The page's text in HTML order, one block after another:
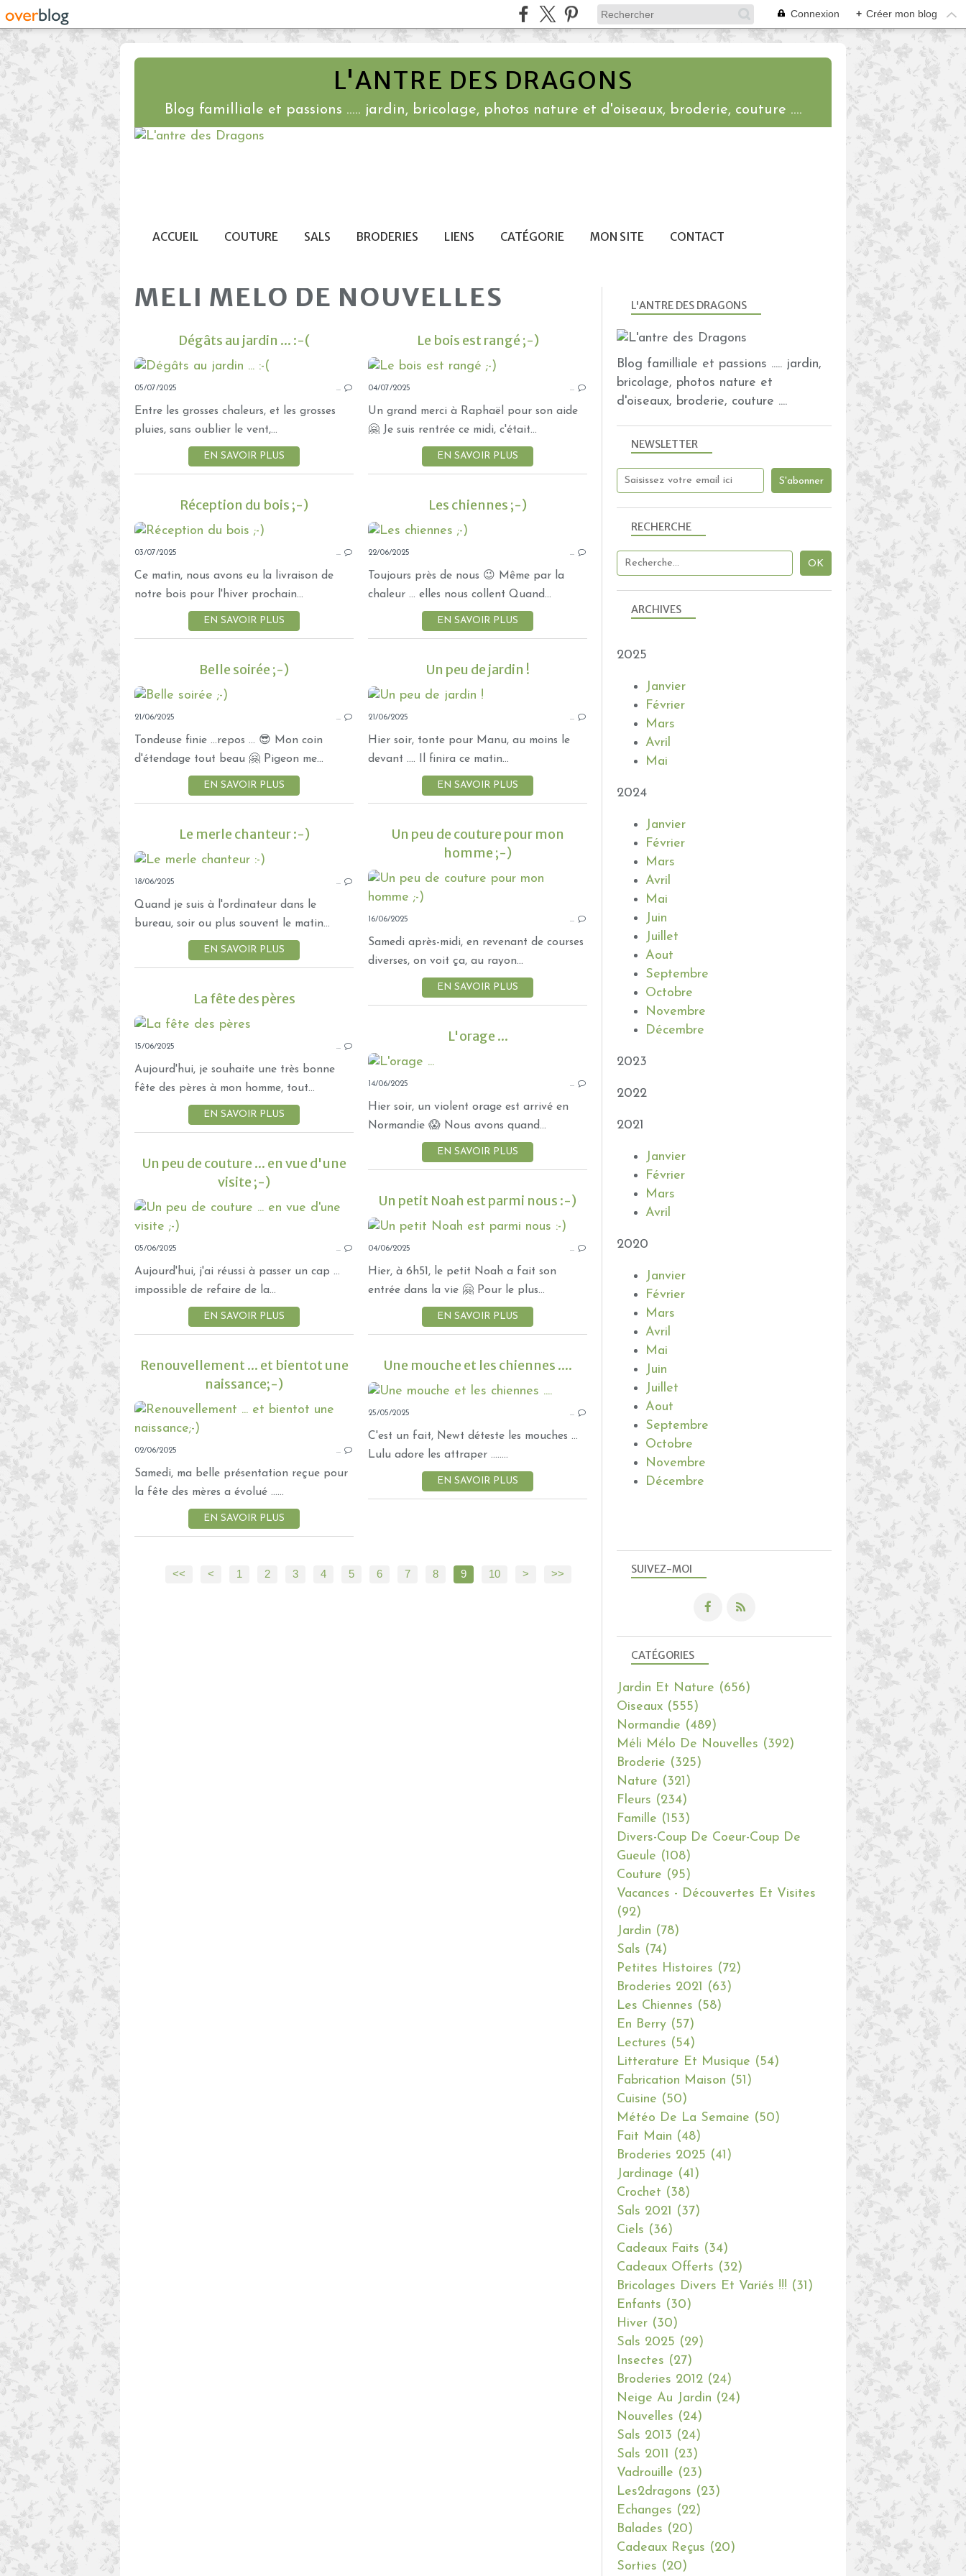
Connexion + Créer mon blog
L'ANTRE DES DRAGONS
Blog familliale et passions ..... jardin, bricolage, photos nature et d'oiseaux, broderie, couture ....
ACCUEIL COUTURE SALS BRODERIES LIENS CATÉGORIE MON SITE CONTACT
MELI MELO DE NOUVELLES
Dégâts au jardin ... :-(
DÉGATS AU JARDIN
MÉLI MÉLO DE NOUVELLES
05/07/2025 …
Entre les grosses chaleurs, et les grosses
pluies, sans oublier le vent,...
EN SAVOIR PLUS
Le bois est rangé ;-)
BOIS
MÉLI MÉLO DE NOUVELLES
NORMANDIE
04/07/2025 …
Un grand merci à Raphaël pour son aide
🤗 Je suis rentrée ce midi, c'était...
EN SAVOIR PLUS
Réception du bois ;-)
MÉLI MÉLO DE NOUVELLES
NORMANDIE
03/07/2025 …
Ce matin, nous avons eu la livraison de
notre bois pour l'hiver prochain...
EN SAVOIR PLUS
Les chiennes ;-)
PETITES HISTOIRES
MÉLI MÉLO DE NOUVELLES
NORMANDIE
22/06/2025 …
Toujours près de nous 😉 Même par la
chaleur ... elles nous collent Quand...
EN SAVOIR PLUS
Belle soirée ;-)
NORMANDIE
MÉLI MÉLO DE NOUVELLES
21/06/2025 …
Tondeuse finie ...repos ... 😎 Mon coin
d'étendage tout beau 🤗 Pigeon me...
EN SAVOIR PLUS
Un peu de jardin !
MÉLI MÉLO DE NOUVELLES
21/06/2025 …
Hier soir, tonte pour Manu, au moins le
devant .... Il finira ce matin...
EN SAVOIR PLUS
Le merle chanteur :-)
JARDIN ET NATURE
18/06/2025 …
Quand je suis à l'ordinateur dans le
bureau, soir ou plus souvent le matin...
EN SAVOIR PLUS
Un peu de couture pour mon
homme ;-)
MÉLI MÉLO DE NOUVELLES
16/06/2025 …
Samedi après-midi, en revenant de courses
diverses, on voit ça, au rayon...
EN SAVOIR PLUS
La fête des pères
MÉLI MÉLO DE NOUVELLES
15/06/2025 …
Aujourd'hui, je souhaite une très bonne
fête des pères à mon homme, tout...
EN SAVOIR PLUS
L'orage ...
14/06/2025 …
Hier soir, un violent orage est arrivé en
Normandie 😱 Nous avons quand...
EN SAVOIR PLUS
Un peu de couture ... en vue d'une
visite ;-)
BRODERIE
NAISSANCE
MÉLI MÉLO DE NOUVELLES
NOAH
05/06/2025 …
Aujourd'hui, j'ai réussi à passer un cap ...
impossible de refaire de la...
EN SAVOIR PLUS
Un petit Noah est parmi nous :-)
04/06/2025 …
Hier, à 6h51, le petit Noah a fait son
entrée dans la vie 🤗 Pour le plus...
EN SAVOIR PLUS
Renouvellement ... et bientot une
naissance;-)
NATURE
MÉLI MÉLO DE NOUVELLES
02/06/2025 …
Samedi, ma belle présentation reçue pour
la fête des mères a évolué ......
EN SAVOIR PLUS
Une mouche et les chiennes ....
PETITES HISTOIRES
25/05/2025 …
C'est un fait, Newt déteste les mouches ...
Lulu adore les attraper ........
EN SAVOIR PLUS
<< < 1 2 3 4 5 6 7 8 9 10 20
> >>
NEWSLETTER
SUIVEZ-MOI
RECHERCHE
L'ANTRE DES DRAGONS
Blog familliale et passions ..... jardin,
bricolage, photos nature et
d'oiseaux, broderie, couture ....
CATÉGORIES
Jardin Et Nature (656)
Oiseaux (555)
Normandie (489)
Méli Mélo De Nouvelles (392)
Broderie (325)
Nature (321)
Fleurs (234)
Famille (153)
Divers-Coup De Coeur-Coup De
Gueule (108)
Couture (95)
Vacances - Découvertes Et Visites
(92)
Jardin (78)
Sals (74)
Petites Histoires (72)
Broderies 2021
(63)
Les Chiennes (58)
En Berry (57)
Lectures (54)
Litterature Et Musique (54)
Fabrication Maison (51)
Cuisine (50)
Météo De La Semaine (50)
Fait Main (48)
Broderies 2025 (41)
Jardinage (41)
Crochet (38)
Sals 2021
(37)
Ciels (36)
Cadeaux Faits (34)
Cadeaux Offerts (32)
Bricolages Divers Et Variés !!! (31)
Enfants (30)
Hiver (30)
Sals 2025 (29)
Insectes (27)
Broderies 2012 (24)
Neige Au Jardin (24)
Nouvelles (24)
Sals 2013 (24)
Sals 2011
(23)
Vadrouille (23)
Les2dragons (23)
Echanges (22)
Balades (20)
Cadeaux Reçus (20)
Sorties (20)
ARCHIVES
2025
Janvier
Février
Mars
Avril
Mai
2024
Janvier
Février
Mars
Avril
Mai
Juin
Juillet
Aout
Septembre
Octobre
Novembre
Décembre
2023
2022
2021
Janvier
Février
Mars
Avril
2020
Janvier
Février
Mars
Avril
Mai
Juin
Juillet
Aout
Septembre
Octobre
Novembre
Décembre